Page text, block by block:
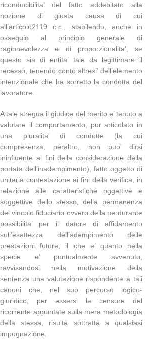
riconducibilita’ del fatto addebitato alla
nozione di giusta causa di cui
all’articolo2119 c.c., stabilendo, anche in
ossequio al principio generale di
ragionevolezza e di proporzionalita’, se
questo sia di entita’ tale da legittimare il
recesso, tenendo conto altresi’ dell’elemento
intenzionale che ha sorretto la condotta del
lavoratore.
A tale stregua il giudice del merito e’ tenuto a
valutare il comportamento, pur articolato in
una pluralita’ di condotte (la cui
compresenza, peraltro, non puo’ dirsi
ininfluente ai fini della considerazione della
portata dell’inadempimento), fatto oggetto di
unitaria contestazione ai fini della verifica, in
relazione alle caratteristiche oggettive e
soggettive dello stesso, della permanenza
del vincolo fiduciario ovvero della perdurante
possibilita’ per il datore di affidamento
sull’esattezza dell’adempimento delle
prestazioni future, il che e’ quanto nella
specie e’ puntualmente avvenuto,
ravvisandosi nella motivazione della
sentenza una valutazione rispondente a tali
canoni che, nel suo percorso logico-
giuridico, per essersi le censure del
ricorrente appuntate sulla mera metodologia
della stessa, risulta sottratta a qualsiasi
impugnazione.